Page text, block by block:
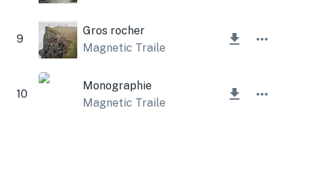
9
Gros rocher
Magnetic Trailer
10
Monographie
Magnetic Trailer